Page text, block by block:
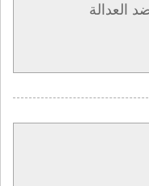
العدالة